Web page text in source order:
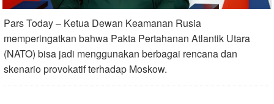
Pars Today – Ketua Dewan Keamanan Rusia
memperingatkan bahwa Pakta Pertahanan Atlantik Utara
(NATO) bisa jadi menggunakan berbagai rencana dan
skenario provokatif terhadap Moskow.